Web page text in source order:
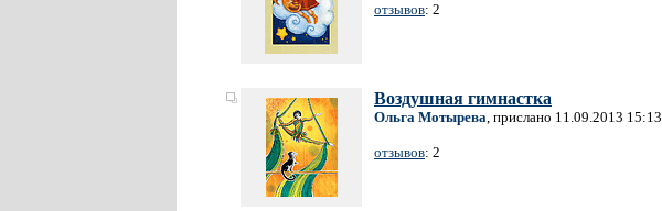
отзывов: 2
Воздушная гимнастка
Ольга Мотырева, прислано 11.09.2013 15:13
отзывов: 2